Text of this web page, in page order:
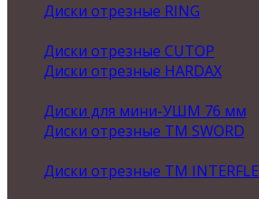
Диски отрезные RING
Диски отрезные CUTOP
Диски отрезные HARDAX
Диски для мини-УШМ 76 мм
Диски отрезные ТМ SWORD
Диски отрезные ТМ